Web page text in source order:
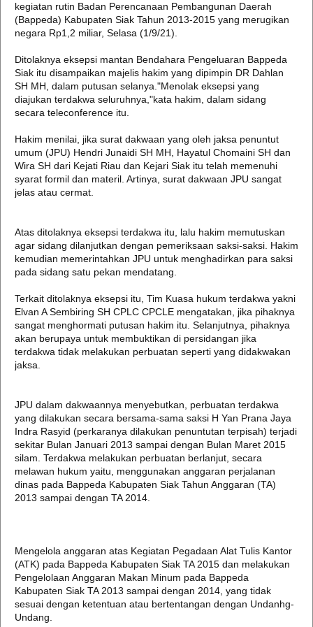
kegiatan rutin Badan Perencanaan Pembangunan Daerah
(Bappeda) Kabupaten Siak Tahun 2013-2015 yang merugikan
negara Rp1,2 miliar, Selasa (1/9/21).
Ditolaknya eksepsi mantan Bendahara Pengeluaran Bappeda
Siak itu disampaikan majelis hakim yang dipimpin DR Dahlan
SH MH, dalam putusan selanya."Menolak eksepsi yang
diajukan terdakwa seluruhnya,"kata hakim, dalam sidang
secara teleconference itu.
Hakim menilai, jika surat dakwaan yang oleh jaksa penuntut
umum (JPU) Hendri Junaidi SH MH, Hayatul Chomaini SH dan
Wira SH dari Kejati Riau dan Kejari Siak itu telah memenuhi
syarat formil dan materil. Artinya, surat dakwaan JPU sangat
jelas atau cermat.
Atas ditolaknya eksepsi terdakwa itu, lalu hakim memutuskan
agar sidang dilanjutkan dengan pemeriksaan saksi-saksi. Hakim
kemudian memerintahkan JPU untuk menghadirkan para saksi
pada sidang satu pekan mendatang.
Terkait ditolaknya eksepsi itu, Tim Kuasa hukum terdakwa yakni
Elvan A Sembiring SH CPLC CPCLE mengatakan, jika pihaknya
sangat menghormati putusan hakim itu. Selanjutnya, pihaknya
akan berupaya untuk membuktikan di persidangan jika
terdakwa tidak melakukan perbuatan seperti yang didakwakan
jaksa.
JPU dalam dakwaannya menyebutkan, perbuatan terdakwa
yang dilakukan secara bersama-sama saksi H Yan Prana Jaya
Indra Rasyid (perkaranya dilakukan penuntutan terpisah) terjadi
sekitar Bulan Januari 2013 sampai dengan Bulan Maret 2015
silam. Terdakwa melakukan perbuatan berlanjut, secara
melawan hukum yaitu, menggunakan anggaran perjalanan
dinas pada Bappeda Kabupaten Siak Tahun Anggaran (TA)
2013 sampai dengan TA 2014.
Mengelola anggaran atas Kegiatan Pegadaan Alat Tulis Kantor
(ATK) pada Bappeda Kabupaten Siak TA 2015 dan melakukan
Pengelolaan Anggaran Makan Minum pada Bappeda
Kabupaten Siak TA 2013 sampai dengan 2014, yang tidak
sesuai dengan ketentuan atau bertentangan dengan Undanhg-
Undang.